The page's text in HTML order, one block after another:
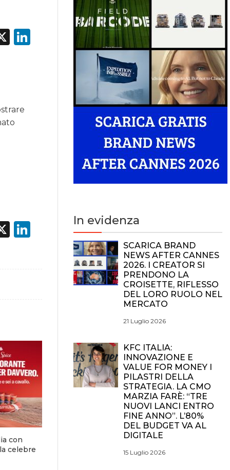
X LinkedIn
X LinkedIn
con
celebre
In evidenza
SCARICA BRAND
NEWS AFTER CANNES
2026. I CREATOR SI
PRENDONO LA
CROISETTE, RIFLESSO
DEL LORO RUOLO NEL
MERCATO
21 Luglio 2026
KFC ITALIA:
INNOVAZIONE E
VALUE FOR MONEY I
PILASTRI DELLA
STRATEGIA. LA CMO
MARZIA FARÈ: “TRE
NUOVI LANCI ENTRO
FINE ANNO”. L’80%
DEL BUDGET VA AL
DIGITALE
15 Luglio 2026